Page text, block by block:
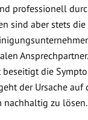
professionell
sind aber stets
die
der Ursache auf
nachhaltig zu lösen.